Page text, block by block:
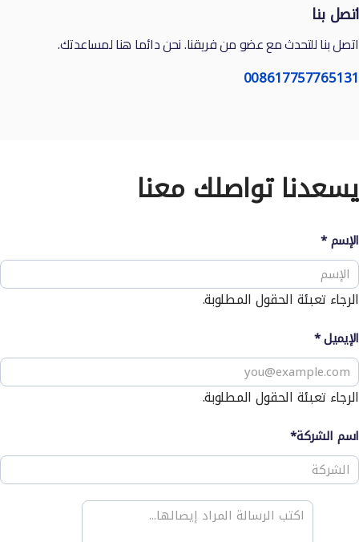
اتصل بنا
اتصل بنا للتحدث مع عضو من فريقنا. نحن دائما هنا لمساعدتك.
008617757765131
يسعدنا تواصلك معنا
الإسم*
الرجاء تعبئة الحقول المطلوبة.
الإيميل*
الرجاء تعبئة الحقول المطلوبة.
اسم الشركة*